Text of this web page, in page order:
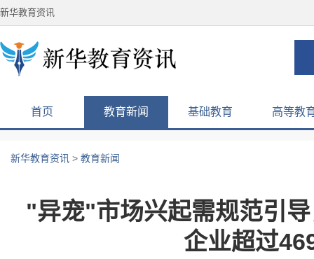
新华教育资讯
首页 教育新闻 基础教育 高等教
新华教育资讯 > 教育新闻
"异宠"市场兴起需规范引
企业超过